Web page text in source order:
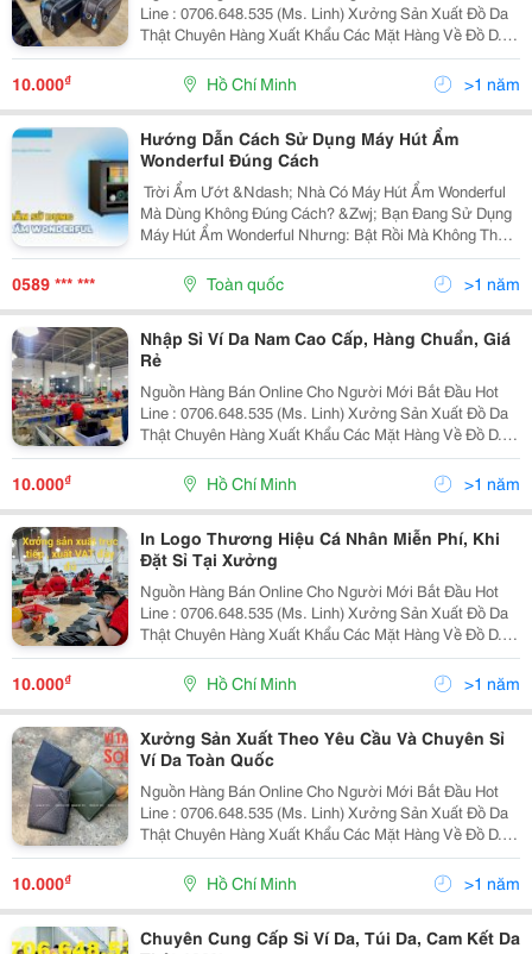
Line : 0706.648.535 (Ms. Linh) Xưởng Sản Xuất Đồ Da
Thật Chuyên Hàng Xuất Khẩu Các Mặt Hàng Về Đồ D.a
Như Ví, Thắt Lưng, Túi,Cặp... D.a B.ò, D.a C.á S.ấ.u -
Nhập Sỉ Đủ Mẫu Mà Vốn Nhập...
10.000₫ Hồ Chí Minh >1 năm
Hướng Dẫn Cách Sử Dụng Máy Hút Ẩm
Wonderful Đúng Cách
️ Trời Ẩm Ướt &Ndash; Nhà Có Máy Hút Ẩm Wonderful
Mà Dùng Không Đúng Cách? &Zwj; Bạn Đang Sử Dụng
Máy Hút Ẩm Wonderful Nhưng: Bật Rồi Mà Không Thấy
Phòng Khô Thoáng? Chạy Cả Tiếng Mà Đèn Báo Vẫn
Nhấp Nháy Khó Hiểu? Không Rõ Nên Chọn Chế Độ Nào
0589 *** *** Toàn quốc >1 năm
Nhập Sỉ Ví Da Nam Cao Cấp, Hàng Chuẩn, Giá
Rẻ
Nguồn Hàng Bán Online Cho Người Mới Bắt Đầu Hot
Line : 0706.648.535 (Ms. Linh) Xưởng Sản Xuất Đồ Da
Thật Chuyên Hàng Xuất Khẩu Các Mặt Hàng Về Đồ D.a
Như Ví, Thắt Lưng, Túi,Cặp... D.a B.ò, D.a C.á S.ấ.u -
Nhập Sỉ Đủ Mẫu Mà Vốn Nhập...
10.000₫ Hồ Chí Minh >1 năm
In Logo Thương Hiệu Cá Nhân Miễn Phí, Khi
Đặt Sỉ Tại Xưởng
Nguồn Hàng Bán Online Cho Người Mới Bắt Đầu Hot
Line : 0706.648.535 (Ms. Linh) Xưởng Sản Xuất Đồ Da
Thật Chuyên Hàng Xuất Khẩu Các Mặt Hàng Về Đồ D.a
Như Ví, Thắt Lưng, Túi,Cặp... D.a B.ò, D.a C.á S.ấ.u -
Nhập Sỉ Đủ Mẫu Mà Vốn Nhập...
10.000₫ Hồ Chí Minh >1 năm
Xưởng Sản Xuất Theo Yêu Cầu Và Chuyên Sỉ
Ví Da Toàn Quốc
Nguồn Hàng Bán Online Cho Người Mới Bắt Đầu Hot
Line : 0706.648.535 (Ms. Linh) Xưởng Sản Xuất Đồ Da
Thật Chuyên Hàng Xuất Khẩu Các Mặt Hàng Về Đồ D.a
Như Ví, Thắt Lưng, Túi,Cặp... D.a B.ò, D.a C.á S.ấ.u -
Nhập Sỉ Đủ Mẫu Mà Vốn Nhập...
10.000₫ Hồ Chí Minh >1 năm
Chuyên Cung Cấp Sỉ Ví Da, Túi Da, Cam Kết Da